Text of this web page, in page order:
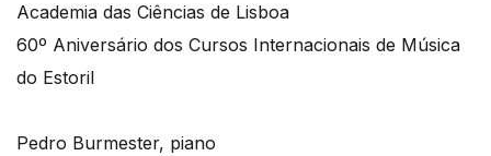
Academia das Ciências de Lisboa
60º Aniversário dos Cursos Internacionais de Música
do Estoril
Pedro Burmester, piano